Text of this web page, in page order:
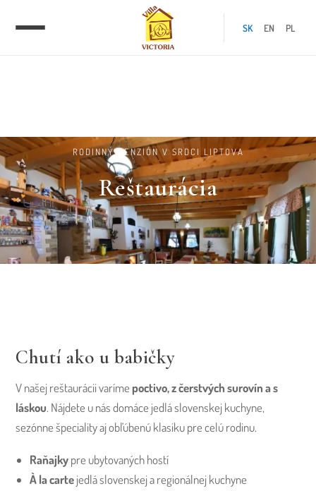
SK EN PL
RODINNÝ PENZIÓN V SRDCI LIPTOVA
Reštaurácia
Chutí ako u babičky
V našej reštaurácii varíme poctivo, z čerstvých surovín a s
láskou. Nájdete u nás domáce jedlá slovenskej kuchyne,
sezónne špeciality aj obľúbenú klasiku pre celú rodinu.
Raňajkypre ubytovaných hostí
À la cartejedlá slovenskej a regionálnej kuchyne